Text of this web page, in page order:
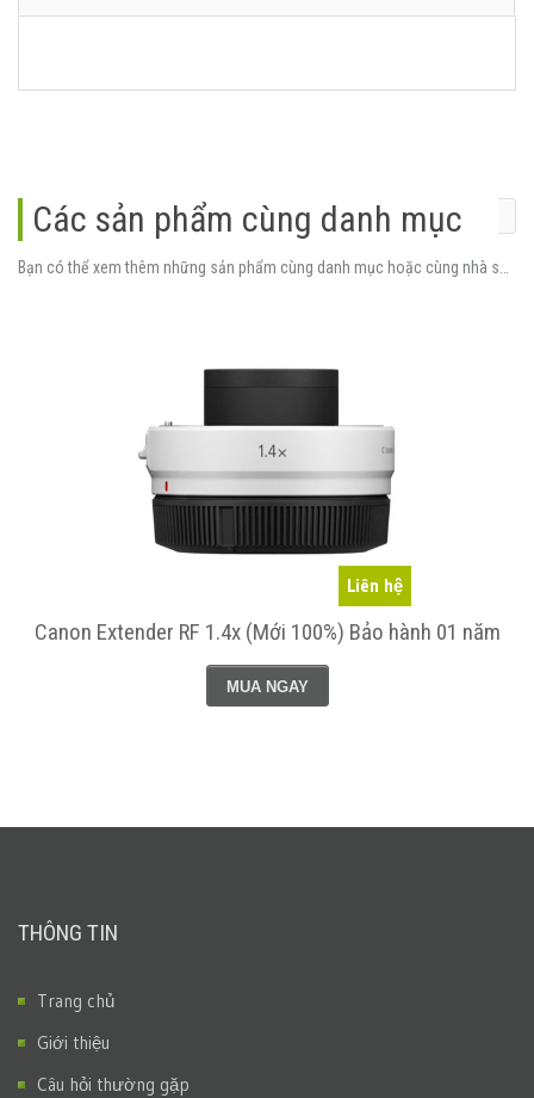
Các sản phẩm cùng danh mục
Liên hệ
Canon Extender RF 1.4x (Mới 100%) Bảo hành 01 năm
MUA NGAY
THÔNG TIN
Trang chủ
Giới thiệu
Câu hỏi thường gặp